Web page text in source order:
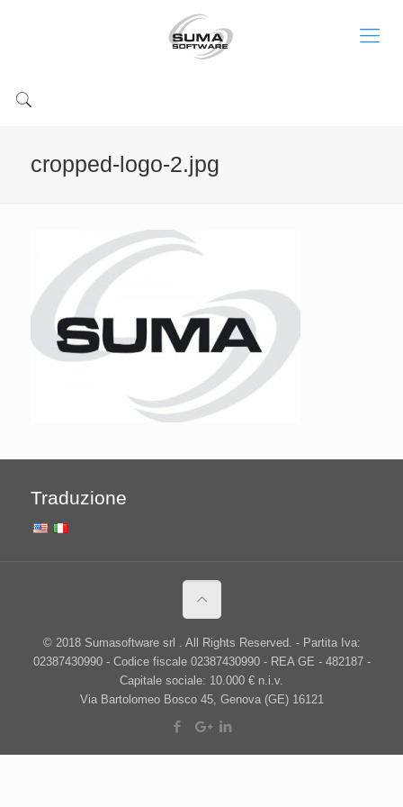
cropped-logo-2.jpg
Traduzione
© 2018 Sumasoftware srl . All Rights Reserved. - Partita Iva:
02387430990 - Codice fiscale 02387430990 - REA GE - 482187 -
Capitale sociale: 10.000 € n.i.v.
Via Bartolomeo Bosco 45, Genova (GE) 16121